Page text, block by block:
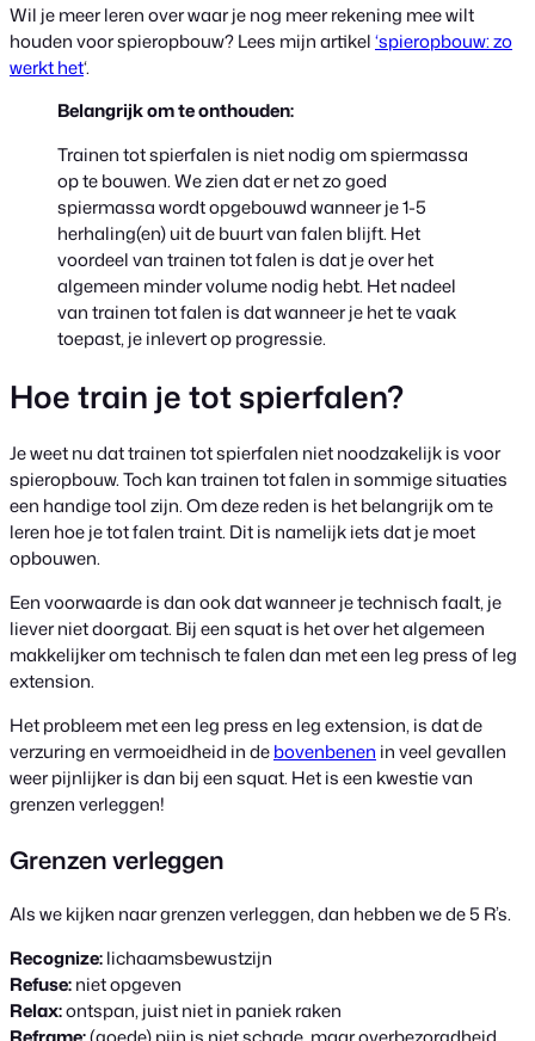
Wil je meer leren over waar je nog meer rekening mee wilt
houden voor spieropbouw? Lees mijn artikel‘spieropbouw: zo
werkt het‘.
Belangrijk om te onthouden:
Trainen tot spierfalen is niet nodig om spiermassa
op te bouwen. We zien dat er net zo goed
spiermassa wordt opgebouwd wanneer je 1-5
herhaling(en) uit de buurt van falen blijft. Het
voordeel van trainen tot falen is dat je over het
algemeen minder volume nodig hebt. Het nadeel
van trainen tot falen is dat wanneer je het te vaak
toepast, je inlevert op progressie.
Hoe train je tot spierfalen?
Je weet nu dat trainen tot spierfalen niet noodzakelijk is voor
spieropbouw. Toch kan trainen tot falen in sommige situaties
een handige tool zijn. Om deze reden is het belangrijk om te
leren hoe je tot falen traint. Dit is namelijk iets dat je moet
opbouwen.
Een voorwaarde is dan ook dat wanneer je technisch faalt, je
liever niet doorgaat. Bij een squat is het over het algemeen
makkelijker om technisch te falen dan met een leg press of leg
extension.
Het probleem met een leg press en leg extension, is dat de
verzuring en vermoeidheid in debovenbenen in veel gevallen
weer pijnlijker is dan bij een squat. Het is een kwestie van
grenzen verleggen!
Grenzen verleggen
Als we kijken naar grenzen verleggen, dan hebben we de 5 R’s.
Recognize:lichaamsbewustzijn
Refuse:niet opgeven
Relax:ontspan, juist niet in paniek raken